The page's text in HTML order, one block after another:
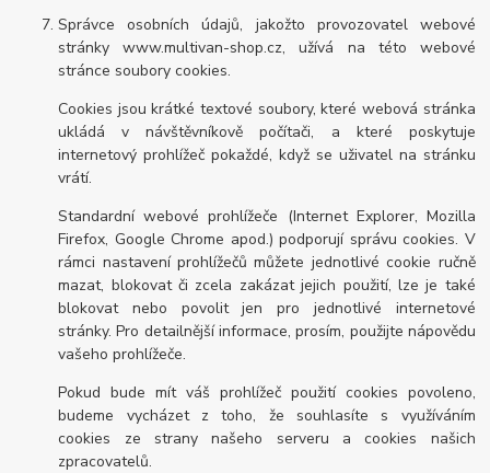
Správce osobních údajů, jakožto provozovatel webové
stránky www.multivan-shop.cz, užívá na této webové
stránce soubory cookies.
Cookies jsou krátké textové soubory, které webová stránka
ukládá v návštěvníkově počítači, a které poskytuje
internetový prohlížeč pokaždé, když se uživatel na stránku
vrátí.
Standardní webové prohlížeče (Internet Explorer, Mozilla
Firefox, Google Chrome apod.) podporují správu cookies. V
rámci nastavení prohlížečů můžete jednotlivé cookie ručně
mazat, blokovat či zcela zakázat jejich použití, lze je také
blokovat nebo povolit jen pro jednotlivé internetové
stránky. Pro detailnější informace, prosím, použijte nápovědu
vašeho prohlížeče.
Pokud bude mít váš prohlížeč použití cookies povoleno,
budeme vycházet z toho, že souhlasíte s využíváním
cookies ze strany našeho serveru a cookies našich
zpracovatelů.